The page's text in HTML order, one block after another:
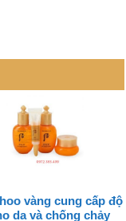
vàng cung cấp độ
da và chống chảy